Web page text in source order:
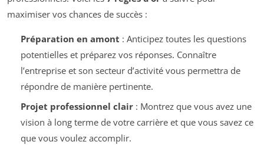
maximiser vos chances de succès :
Préparation en amont : Anticipez toutes les questions
potentielles et préparez vos réponses. Connaître
l’entreprise et son secteur d’activité vous permettra de
répondre de manière pertinente.
Projet professionnel clair: Montrez que vous avez une
vision à long terme de votre carrière et que vous savez ce
que vous voulez accomplir.